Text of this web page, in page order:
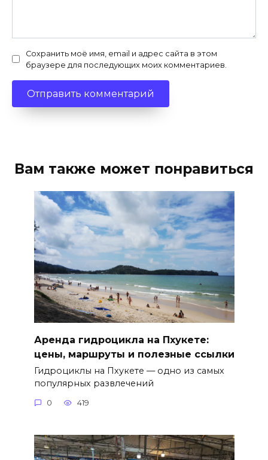
Сохранить моё имя, email и адрес сайта в этом
браузере для последующих моих комментариев.
Вам также может понравиться
Аренда гидроцикла на Пхукете:
цены, маршруты и полезные ссылки
Гидроциклы на Пхукете — одно из самых
популярных развлечений
0 419